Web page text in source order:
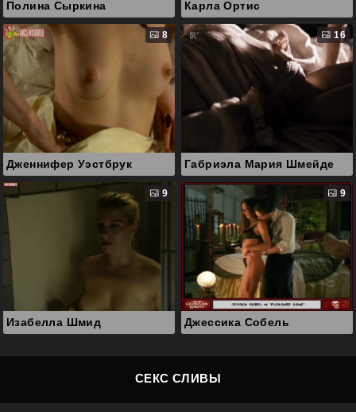
Полина Сыркина Карла Ортис
8
Дженнифер Уэстбрук
16
Габриэла Мария Шмейде
9
Изабелла Шмид
9
Джессика Собель
СЕКС СЛИВЫ